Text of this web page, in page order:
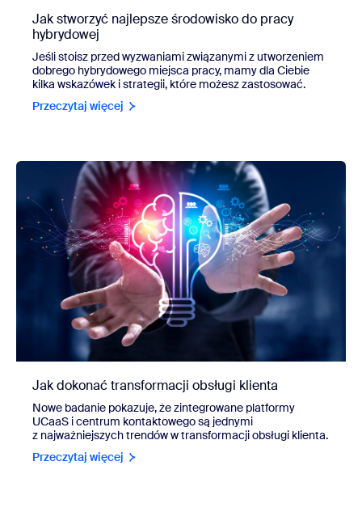
Jak stworzyć najlepsze środowisko do pracy
hybrydowej
Jeśli stoisz przed wyzwaniami związanymi z utworzeniem
dobrego hybrydowego miejsca pracy, mamy dla Ciebie
kilka wskazówek i strategii, które możesz zastosować.
Przeczytaj więcej
Jak dokonać transformacji obsługi klienta
Nowe badanie pokazuje, że zintegrowane platformy
UCaaS i centrum kontaktowego są jednymi
z najważniejszych trendów w transformacji obsługi klienta.
Przeczytaj więcej